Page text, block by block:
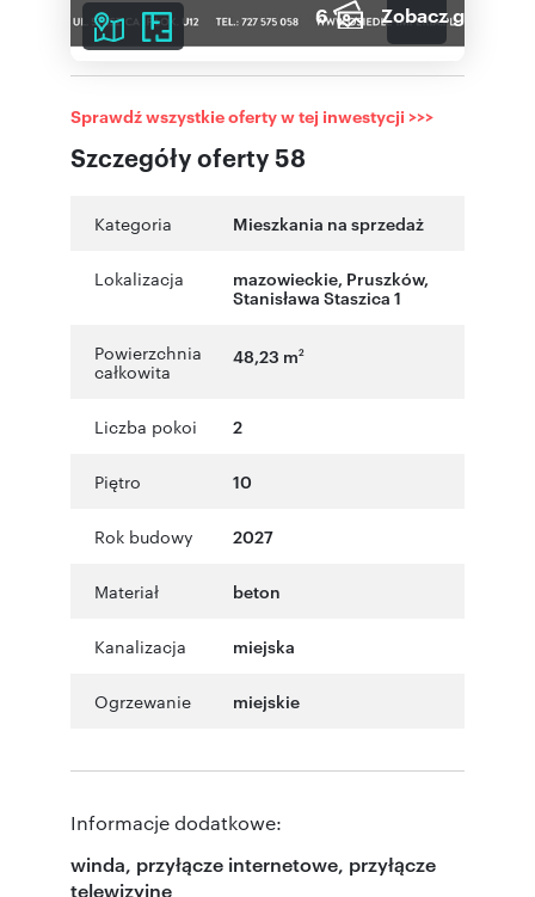
6 Zobacz galerię
Szczegóły oferty 58
Sprawdź wszystkie oferty w tej inwestycji >>>
Kategoria Mieszkania na sprzedaż
Lokalizacja mazowieckie, Pruszków,
Stanisława Staszica 1
Powierzchnia
całkowita
48,23 m2
Liczba pokoi 2
Piętro 10
Rok budowy 2027
Materiał beton
Kanalizacja miejska
Ogrzewanie miejskie
Informacje dodatkowe:
winda, przyłącze internetowe, przyłącze
telewizyjne